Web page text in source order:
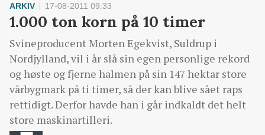
ARKIV 17-08-2011 09:33
1.000 ton korn på 10 timer
Svineproducent Morten Egekvist, Suldrup i
Nordjylland, vil i år slå sin egen personlige rekord
og høste og fjerne halmen på sin 147 hektar store
vårbygmark på ti timer, så der kan blive sået raps
rettidigt. Derfor havde han i går indkaldt det helt
store maskinartilleri.